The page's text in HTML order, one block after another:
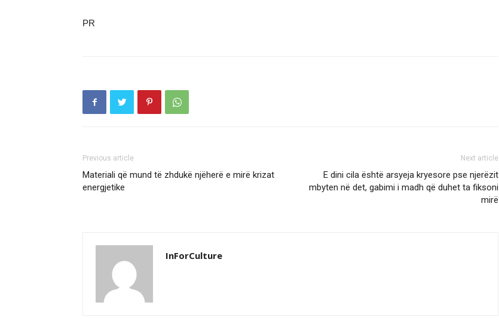
PR
Previous article
Materiali që mund të zhdukë njëherë e mirë krizat
energjetike
Next article
E dini cila është arsyeja kryesore pse njerëzit
mbyten në det, gabimi i madh që duhet ta fiksoni
mirë
InForCulture